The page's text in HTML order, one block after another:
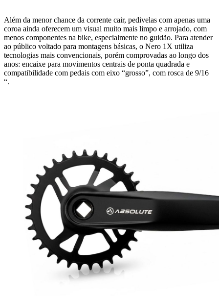
Além da menor chance da corrente cair, pedivelas com apenas uma
coroa ainda oferecem um visual muito mais limpo e arrojado, com
menos componentes na bike, especialmente no guidão. Para atender
ao público voltado para montagens básicas, o Nero 1X utiliza
tecnologias mais convencionais, porém comprovadas ao longo dos
anos: encaixe para movimentos centrais de ponta quadrada e
compatibilidade com pedais com eixo “grosso”, com rosca de 9/16
“.